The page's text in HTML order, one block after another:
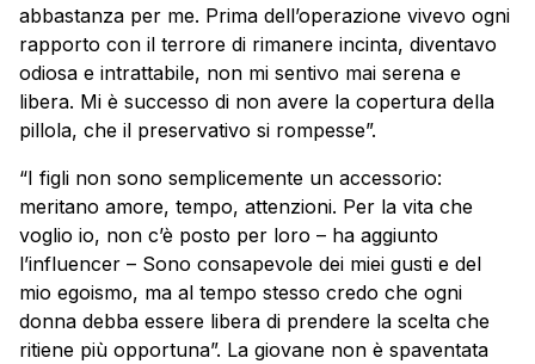
abbastanza per me. Prima dell’operazione vivevo ogni
rapporto con il terrore di rimanere incinta, diventavo
odiosa e intrattabile, non mi sentivo mai serena e
libera. Mi è successo di non avere la copertura della
pillola, che il preservativo si rompesse”.
“I figli non sono semplicemente un accessorio:
meritano amore, tempo, attenzioni. Per la vita che
voglio io, non c’è posto per loro – ha aggiunto
l’influencer – Sono consapevole dei miei gusti e del
mio egoismo, ma al tempo stesso credo che ogni
donna debba essere libera di prendere la scelta che
ritiene più opportuna”. La giovane non è spaventata